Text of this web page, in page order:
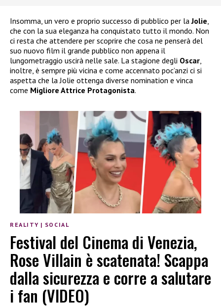
Insomma, un vero e proprio successo di pubblico per laJolie
che con la sua eleganza ha conquistato tutto il mondo. Non
ci resta che attendere per scoprire che cosa ne penserà del
suo nuovo film il grande pubblico non appena il
lungometraggio uscirà nelle sale. La stagione degli Oscar
inoltre, è sempre più vicina e come accennato poc’anzi ci si
aspetta che la Jolie ottenga diverse nomination e vinca
come Migliore Attrice Protagonista.
REALITY | SOCIAL
Festival del Cinema di Venezia,
Rose Villain è scatenata! Scappa
dalla sicurezza e corre a salutare
i fan (VIDEO)